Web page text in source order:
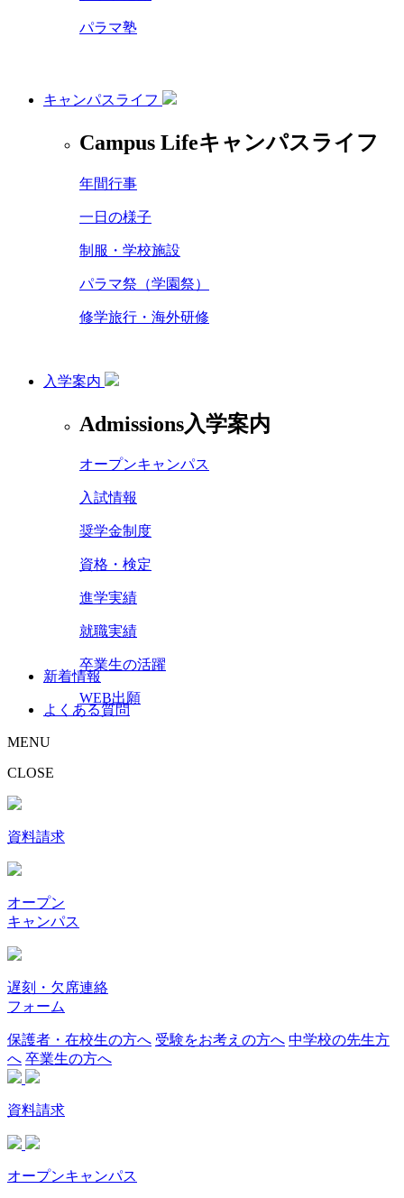
パラマ塾
キャンパスライフ
Campus Lifeキャンパスライフ
年間行事
一日の様子
制服・学校施設
パラマ祭（学園祭）
修学旅行・海外研修
入学案内
Admissions入学案内
オープンキャンパス
入試情報
奨学金制度
資格・検定
進学実績
就職実績
卒業生の活躍
WEB出願
新着情報
よくある質問
MENU
CLOSE
資料請求
オープン
キャンパス
遅刻・欠席連絡
フォーム
保護者・在校生の方へ 受験をお考えの方へ 中学校の先生方
へ 卒業生の方へ
資料請求
オープンキャンパス